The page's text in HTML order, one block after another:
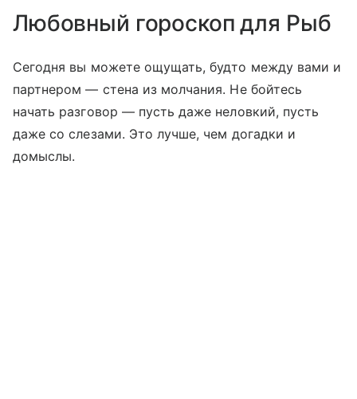
Любовный гороскоп для Рыб
Сегодня вы можете ощущать, будто между вами и
партнером — стена из молчания. Не бойтесь
начать разговор — пусть даже неловкий, пусть
даже со слезами. Это лучше, чем догадки и
домыслы.